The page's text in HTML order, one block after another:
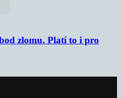
zlomu. Platí to i pro